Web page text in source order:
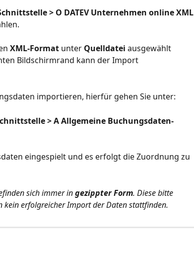
> O DATEV Unternehmen online XML
XML-Format unter Quelldatei ausgewählt
Bildschirmrand kann der Import
importieren, hierfür gehen Sie unter:
>A Allgemeine Buchungsdaten-
eingespielt und es erfolgt die Zuordnung zu
sich immer in gezippter Form. Diese bitte
kein erfolgreicher Import der Daten stattfinden.